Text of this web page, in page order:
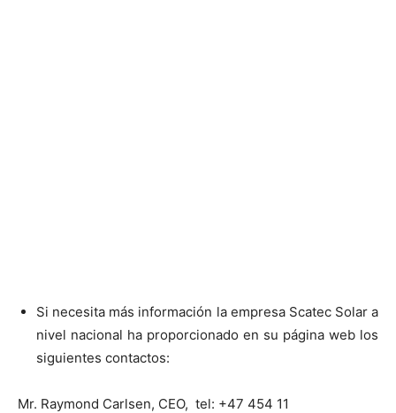
Si necesita más información la empresa Scatec Solar a
nivel nacional ha proporcionado en su página web los
siguientes contactos:
Mr. Raymond Carlsen, CEO, tel: +47 454 11